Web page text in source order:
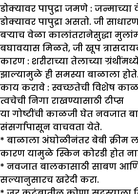
डोक्यावर पापुद्रा जमणे : जन्माच्या
डोक्यावर पापुद्रा असतो. जी
बऱ्याच वेळा कालांतरानेसुद्धा
बघावयास मिळते, जी खूप
कारण : शरीराच्या तेलाच्या
झाल्यामुळे ही समस्या बाळाला होते.
काय करावे : स्वच्छतेची विशेष
त्वचेची निगा राखण्यासाठी टीप्स
या गोष्टींची काळजी घेत नवजात
संसर्गापासून वाचवता येते.
* बाळाला अंघोळीनंतर बेबी क्रीम
कारण यामुळे स्किन कोरडी होत
* नवजात बालकासाठी साबण आणि
सल्यानुसारच खरेदी करा.